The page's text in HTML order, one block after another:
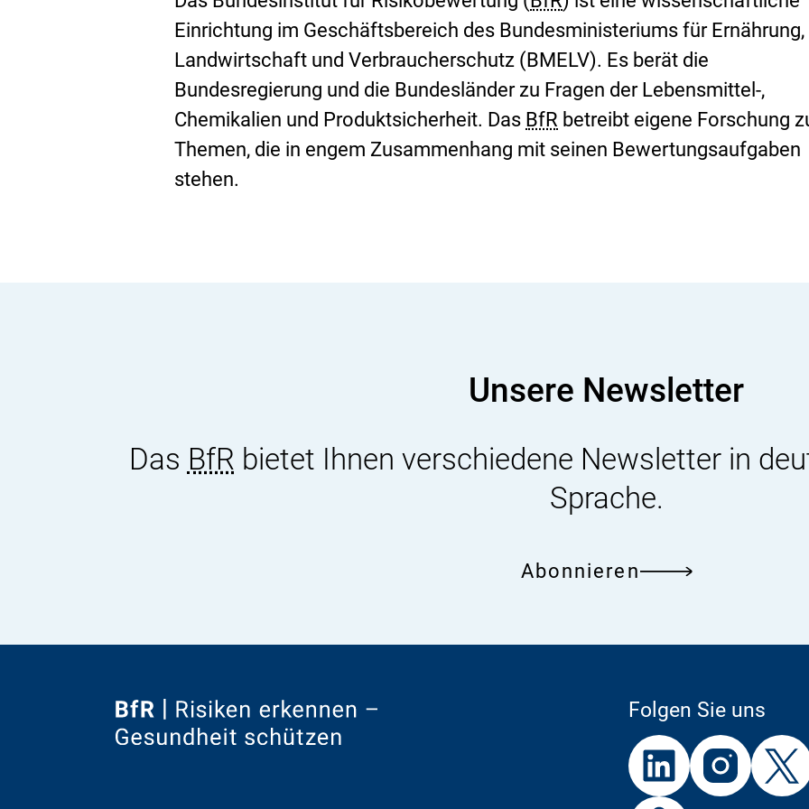
Einrichtung im Geschäftsbereich des Bundesministeriums für Ernährung,
Landwirtschaft und Verbraucherschutz (BMELV). Es berät die
Bundesregierung und die Bundesländer zu Fragen der Lebensmittel-,
Chemikalien und Produktsicherheit. Das BfR betreibt eigene Forschung
Themen, die in engem Zusammenhang mit seinen Bewertungsaufgaben
stehen.
Unsere Newsletter
Das BfR bietet Ihnen verschiedene Newsletter in
Sprache.
Abonnieren
Zur
Startseite
Folgen Sie uns
Externer
Link:
Externer
Link:
Externer
Link:
Externer